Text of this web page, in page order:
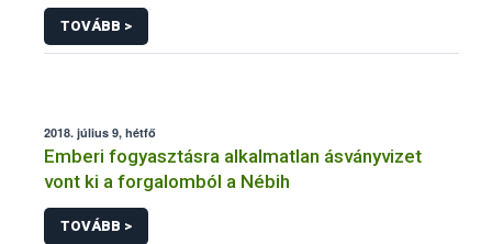
TOVÁBB >
2018. július 9, hétfő
Emberi fogyasztásra alkalmatlan ásványvizet
vont ki a forgalomból a Nébih
TOVÁBB >